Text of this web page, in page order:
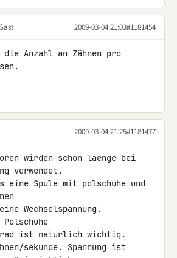
2009-03-04 21:03#1181454
die Anzahl an Zähnen pro
2009-03-04 21:25#1181477
wirden schon laenge bei
verwendet.
eine Spule mit polschuhe und
Wechselspannung.
ist naturlich wichtig.
sekunde. Spannung ist